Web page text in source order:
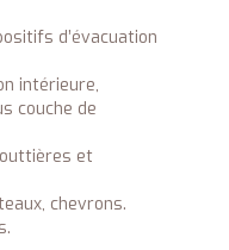
d’évacuation
intérieure,
couche de
et
chevrons.